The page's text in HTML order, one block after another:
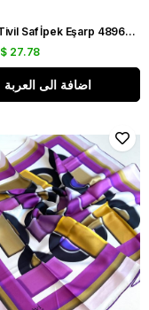
Levidor Tivil Saf İpek Eşarp 48969 Hardal Karışık Desen
$ 27.78
اضافة الى العربة